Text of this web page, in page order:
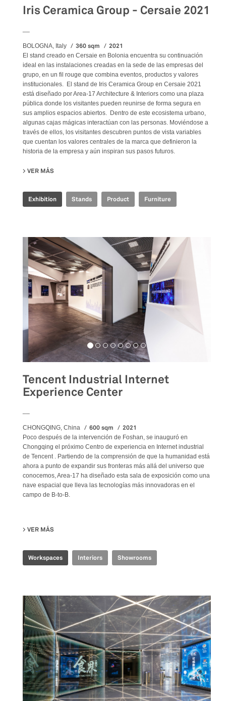
Iris Ceramica Group - Cersaie 2021
BOLOGNA, Italy 360 sqm 2021
El stand creado en Cersaie en Bolonia encuentra su continuación
ideal en las instalaciones creadas en la sede de las empresas del
grupo, en un fil rouge que combina eventos, productos y valores
institucionales. El stand de Iris Ceramica Group en Cersaie 2021
está diseñado por Area-17 Architecture & Interiors como una plaza
pública donde los visitantes pueden reunirse de forma segura en
sus amplios espacios abiertos. Dentro de este ecosistema urbano,
algunas cajas mágicas interactúan con las personas. Moviéndose a
través de ellos, los visitantes descubren puntos de vista variables
que cuentan los valores centrales de la marca que definieron la
historia de la empresa y aún inspiran sus pasos futuros.
VER MÁS
Exhibition Stands Product Furniture
Tencent Industrial Internet
Experience Center
CHONGQING, China 600 sqm 2021
Poco después de la intervención de Foshan, se inauguró en
Chongqing el próximo Centro de experiencia en Internet industrial
de Tencent . Partiendo de la comprensión de que la humanidad está
ahora a punto de expandir sus fronteras más allá del universo que
conocemos, Area-17 ha diseñado esta sala de exposición como una
nave espacial que lleva las tecnologías más innovadoras en el
campo de B-to-B.
VER MÁS
Workspaces Interiors Showrooms